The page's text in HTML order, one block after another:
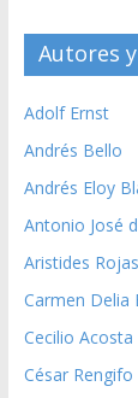
Autores
Adolf Ernst
Andrés Bello
Andrés Eloy
Antonio José
Aristides Rojas
Carmen Delia
Cecilio Acosta
César Rengifo